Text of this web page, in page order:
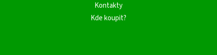
Kontakty
Kde koupit?